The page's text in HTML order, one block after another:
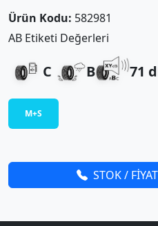
Ürün Kodu: 582981
AB Etiketi Değerleri
C B 71
M+S
STOK /